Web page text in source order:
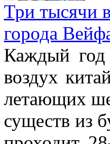
Три тысячи
города
Каждый год
воздух
летающих
существ из